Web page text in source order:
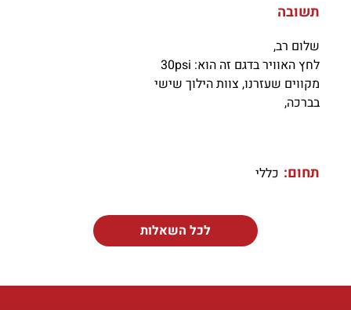
תשובה
שלום רב,
לחץ האוויר בדגם זה הוא: 30psi
מקווים שעזרנו, צוות הילוך שישי
בברכה,
תחום: כללי
לכל השאלות